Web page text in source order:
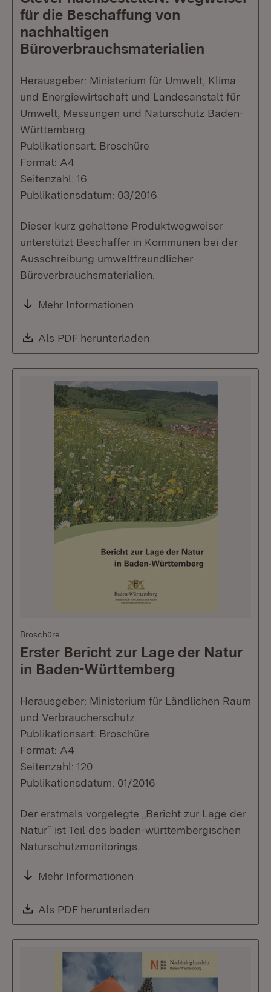
für die Beschaffung von
nachhaltigen
Büroverbrauchsmaterialien
Herausgeber: Ministerium für Umwelt, Klima
und Energiewirtschaft und Landesanstalt für
Umwelt, Messungen und Naturschutz Baden-
Württemberg
Publikationsart: Broschüre
Format: A4
Seitenzahl: 16
Publikationsdatum: 03/2016
Dieser kurz gehaltene Produktwegweiser
unterstützt Beschaffer in Kommunen bei der
Ausschreibung umweltfreundlicher
Büroverbrauchsmaterialien.
Mehr Informationen
Download:
Als PDF herunterladen
Broschüre
Erster Bericht zur Lage der Natur
in Baden-Württemberg
Herausgeber: Ministerium für Ländlichen Raum
und Verbraucherschutz
Publikationsart: Broschüre
Format: A4
Seitenzahl: 120
Publikationsdatum: 01/2016
Der erstmals vorgelegte „Bericht zur Lage der
Natur“ ist Teil des baden-württembergischen
Naturschutzmonitorings.
Mehr Informationen
Download:
Als PDF herunterladen